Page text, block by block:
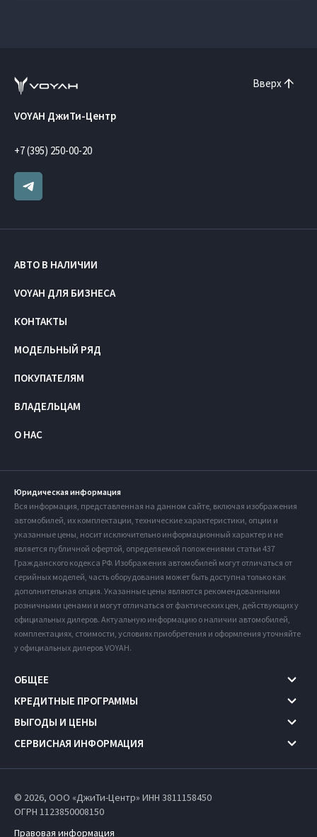
Вверх
VOYAH ДжиТи-Центр
+7 (395) 250-00-20
АВТО В НАЛИЧИИ
VOYAH ДЛЯ БИЗНЕСА
КОНТАКТЫ
МОДЕЛЬНЫЙ РЯД
ПОКУПАТЕЛЯМ
ВЛАДЕЛЬЦАМ
О НАС
Юридическая информация
Вся информация, представленная на данном сайте, включая изображения
автомобилей, их комплектации, технические характеристики, опции и
указанные цены, носит исключительно информационный характер и не
является публичной офертой, определяемой положениями статьи 437
Гражданского кодекса РФ. Изображения автомобилей могут отличаться от
серийных моделей, часть оборудования может быть доступна только как
дополнительная опция. Указанные цены являются рекомендованными
розничными ценами и могут отличаться от фактических цен, действующих у
официальных дилеров. Актуальную информацию о наличии автомобилей,
комплектациях, стоимости, условиях приобретения и оформления уточняйте
у официальных дилеров VOYAH.
ОБЩЕЕ
КРЕДИТНЫЕ ПРОГРАММЫ
ВЫГОДЫ И ЦЕНЫ
СЕРВИСНАЯ ИНФОРМАЦИЯ
© 2026, ООО «ДжиТи-Центр» ИНН 3811158450
ОГРН 1123850008150
Правовая информация